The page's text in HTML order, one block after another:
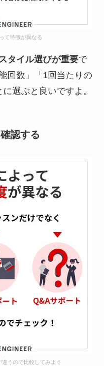
て特徴が異なる
タイル選びが重要で
回数」「1回当たりの
選ぶと良いですよ。
認する
うので比較してみよう